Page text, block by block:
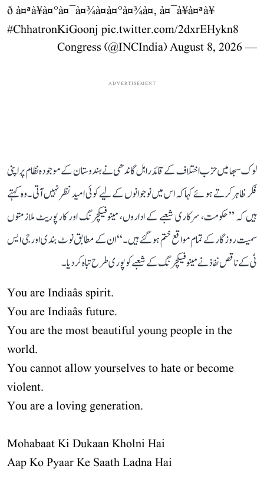
ð à¤ªà¥à¤°à¤¯à¤¾à¤à¤°à¤¾à¤, à¤¯à¥à¤ªà¥
#ChhatronKiGoonj pic.twitter.com/2dxrEHykn8
— Congress (@INCIndia)
August 8, 2026
ADVERTISEMENT
لوک سبھا میں حزب اختلاف کے قائد راہل گاندھی نے ہندوستان کے موجودہ نظام پر اپنی
فکر ظاہر کرتے ہوئے کہا کہ اس میں نوجوانوں کے لیے کوئی امید نظر نہیں آتی۔ وہ کہتے
ہیں کہ ’’حکومت، سرکاری شعبے کے اداروں، مینوفیکچرنگ اور کارپوریٹ ملازمتوں
سمیت روزگار کے تمام مواقع ختم ہو گئے ہیں۔‘‘ ان کے مطابق نوٹ بندی اور جی ایس
ٹی کے ناقص نفاذ نے مینوفیکچرنگ کے شعبے کو پوری طرح تباہ کر دیا۔
You are Indiaâs spirit.
You are Indiaâs future.
You are the most beautiful young people in the
world.
You cannot allow yourselves to hate or become
violent.
You are a loving generation.
Mohabaat Ki Dukaan Kholni Hai
Aap Ko Pyaar Ke Saath Ladna Hai